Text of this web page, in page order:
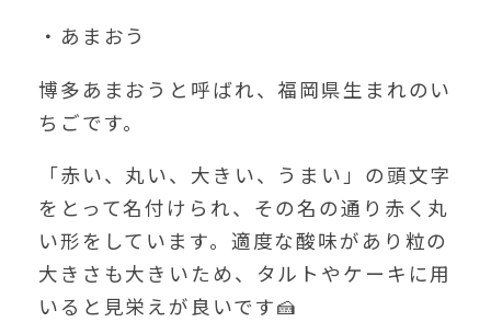
・あまおう
博多あまおうと呼ばれ、福岡県生まれのい
ちごです。
「赤い、丸い、大きい、うまい」の頭文字
をとって名付けられ、その名の通り赤く丸
い形をしています。適度な酸味があり粒の
大きさも大きいため、タルトやケーキに用
いると見栄えが良いです🍰